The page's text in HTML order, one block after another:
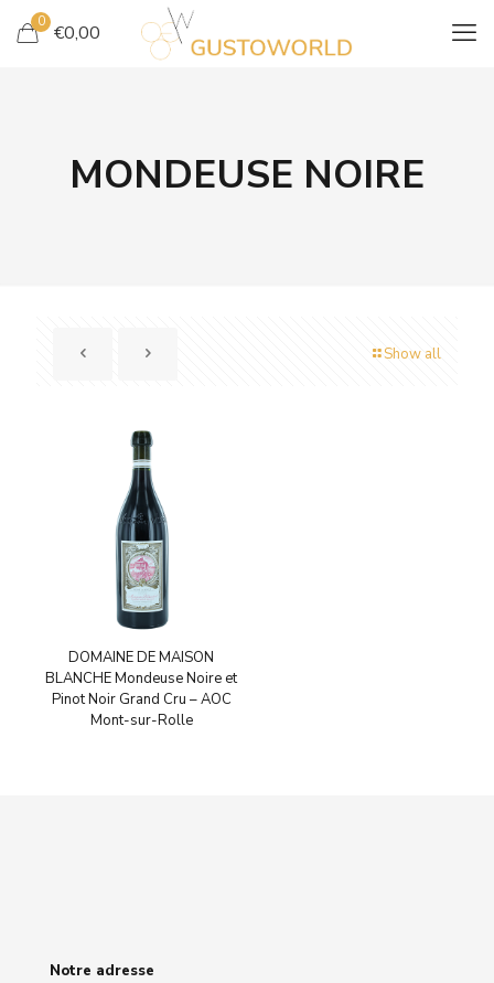
0 €0,00
MONDEUSE NOIRE
Show all
DOMAINE DE MAISON
BLANCHE Mondeuse Noire et
Pinot Noir Grand Cru – AOC
Mont-sur-Rolle
Notre adresse